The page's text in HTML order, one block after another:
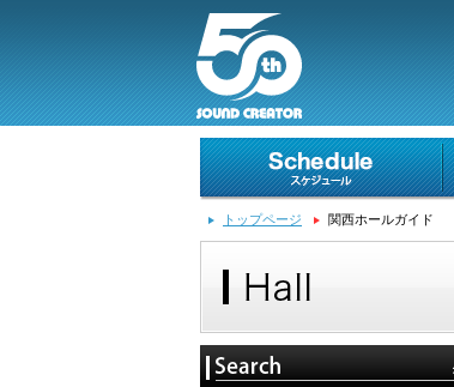
トップページ 関西ホールガイド